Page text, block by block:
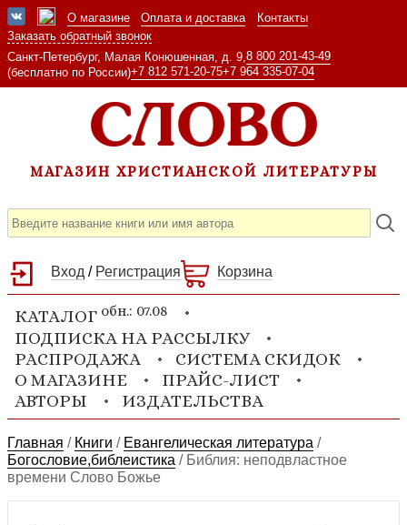
О магазине Оплата и доставка
Контакты
Заказать обратный звонок
Санкт-Петербург, Малая Конюшенная, д. 9, 8 800 201-43-49
(бесплатно по России)+7 812 571-20-75+7 964 335-07-04
МАГАЗИН ХРИСТИАНСКОЙ ЛИТЕРАТУРЫ
Вход / Регистрация Корзина
КАТАЛОГ обн.: 07.08
ПОДПИСКА НА РАССЫЛКУ
РАСПРОДАЖА
СИСТЕМА СКИДОК
О МАГАЗИНЕ
ПРАЙС-ЛИСТ
АВТОРЫ
ИЗДАТЕЛЬСТВА
Главная / Книги / Евангелическая литература /
Богословие,библеистика / Библия: неподвластное
времени Слово Божье